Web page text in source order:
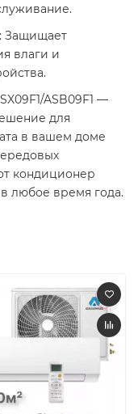
: Защищает
влаги и
ASB09F1 —
для
в вашем доме
кондиционер
любое время года.​